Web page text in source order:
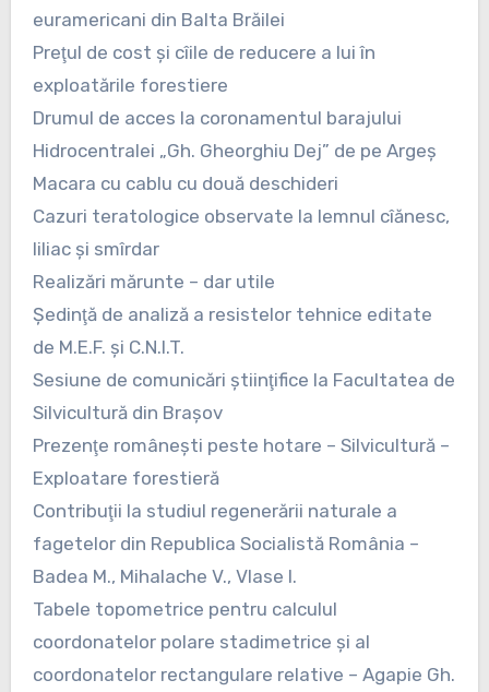
euramericani din Balta Brăilei
Preţul de cost şi cîile de reducere a lui în
exploatările forestiere
Drumul de acces la coronamentul barajului
Hidrocentralei „Gh. Gheorghiu Dej” de pe Argeş
Macara cu cablu cu două deschideri
Cazuri teratologice observate la lemnul cîănesc,
liliac şi smîrdar
Realizări mărunte – dar utile
Şedinţă de analiză a resistelor tehnice editate
de M.E.F. şi C.N.I.T.
Sesiune de comunicări ştiinţifice la Facultatea de
Silvicultură din Braşov
Prezenţe româneşti peste hotare – Silvicultură –
Exploatare forestieră
Contribuţii la studiul regenerării naturale a
fagetelor din Republica Socialistă România –
Badea M., Mihalache V., Vlase I.
Tabele topometrice pentru calculul
coordonatelor polare stadimetrice şi al
coordonatelor rectangulare relative – Agapie Gh.